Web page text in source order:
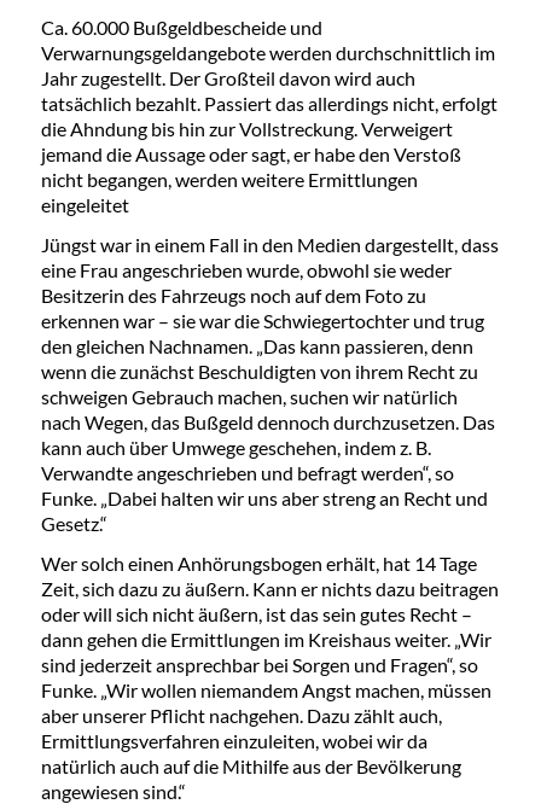
Ca. 60.000 Bußgeldbescheide und
Verwarnungsgeldangebote werden durchschnittlich im
Jahr zugestellt. Der Großteil davon wird auch
tatsächlich bezahlt. Passiert das allerdings nicht, erfolgt
die Ahndung bis hin zur Vollstreckung. Verweigert
jemand die Aussage oder sagt, er habe den Verstoß
nicht begangen, werden weitere Ermittlungen
eingeleitet
Jüngst war in einem Fall in den Medien dargestellt, dass
eine Frau angeschrieben wurde, obwohl sie weder
Besitzerin des Fahrzeugs noch auf dem Foto zu
erkennen war – sie war die Schwiegertochter und trug
den gleichen Nachnamen. „Das kann passieren, denn
wenn die zunächst Beschuldigten von ihrem Recht zu
schweigen Gebrauch machen, suchen wir natürlich
nach Wegen, das Bußgeld dennoch durchzusetzen. Das
kann auch über Umwege geschehen, indem z. B.
Verwandte angeschrieben und befragt werden“, so
Funke. „Dabei halten wir uns aber streng an Recht und
Gesetz.“
Wer solch einen Anhörungsbogen erhält, hat 14 Tage
Zeit, sich dazu zu äußern. Kann er nichts dazu beitragen
oder will sich nicht äußern, ist das sein gutes Recht –
dann gehen die Ermittlungen im Kreishaus weiter. „Wir
sind jederzeit ansprechbar bei Sorgen und Fragen“, so
Funke. „Wir wollen niemandem Angst machen, müssen
aber unserer Pflicht nachgehen. Dazu zählt auch,
Ermittlungsverfahren einzuleiten, wobei wir da
natürlich auch auf die Mithilfe aus der Bevölkerung
angewiesen sind.“